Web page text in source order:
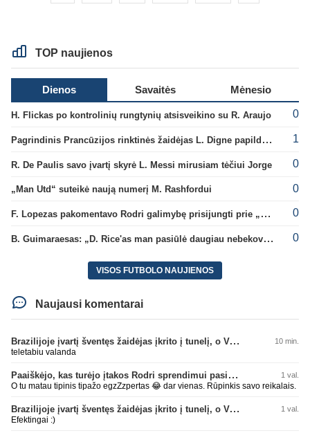
TOP naujienos
Dienos Savaitės Mėnesio
H. Flickas po kontrolinių rungtynių atsisveikino su R. Araujo 0
Pagrindinis Prancūzijos rinktinės žaidėjas L. Digne papildė PSG gretas 1
R. De Paulis savo įvartį skyrė L. Messi mirusiam tėčiui Jorge 0
„Man Utd“ suteikė naują numerį M. Rashfordui 0
F. Lopezas pakomentavo Rodri galimybę prisijungti prie „Barcelona“ ekipos 0
B. Guimaraesas: „D. Rice'as man pasiūlė daugiau nebekovoti tarpusavyje“ 0
VISOS FUTBOLO NAUJIENOS
Naujausi komentarai
Brazilijoje įvartį šventęs žaidėjas įkrito į tunelį, o VAR įvartį atšaukė 10 min.
teletabiu valanda
Paaiškėjo, kas turėjo įtakos Rodri sprendimui pasirinkti Barselonos pusę 1 val.
O tu matau tipinis tipažo egzZzpertas 😂 dar vienas. Rūpinkis savo reikalais.
Brazilijoje įvartį šventęs žaidėjas įkrito į tunelį, o VAR įvartį atšaukė 1 val.
Efektingai :)